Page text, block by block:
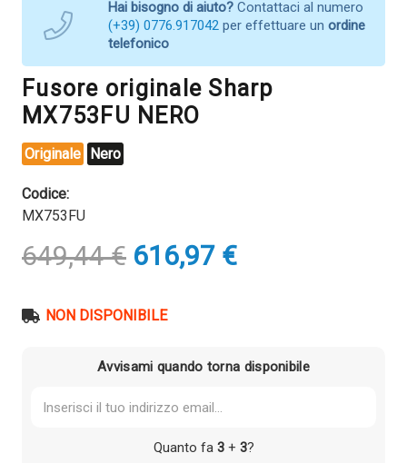
Hai bisogno di aiuto? Contattaci al numero
(+39) 0776.917042 per effettuare un ordine
telefonico
Fusore originale Sharp
MX753FU NERO
Originale Nero
Codice:
MX753FU
649,44€ Il
prezzo
era:
616,97 €Il
prezzo
NON DISPONIBILE
Avvisami quando torna disponibile
Quanto fa 3+ 3?